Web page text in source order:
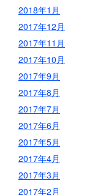
2018年1月
2017年12月
2017年11月
2017年10月
2017年9月
2017年8月
2017年7月
2017年6月
2017年5月
2017年4月
2017年3月
2017年2月